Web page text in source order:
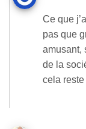
Ce que
pas que
amusant,
de la
cela